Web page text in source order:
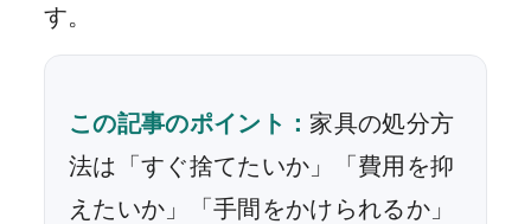
す。
この記事のポイント： 家具の処分方
法は「すぐ捨てたいか」「費用を抑
えたいか」「手間をかけられるか」